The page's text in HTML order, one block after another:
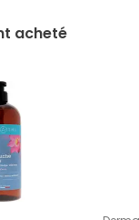
acheté